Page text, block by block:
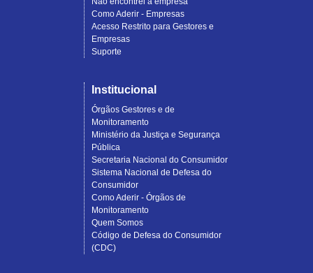
Como Aderir - Empresas
Acesso Restrito para Gestores e
Empresas
Suporte
Institucional
Órgãos Gestores e de
Monitoramento
Ministério da Justiça e Segurança
Pública
Secretaria Nacional do Consumidor
Sistema Nacional de Defesa do
Consumidor
Como Aderir - Órgãos de
Monitoramento
Quem Somos
Código de Defesa do Consumidor
(CDC)